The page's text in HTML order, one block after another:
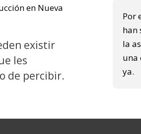
en Nueva
existir
les
de percibir.
Por
han
la
una
ya.